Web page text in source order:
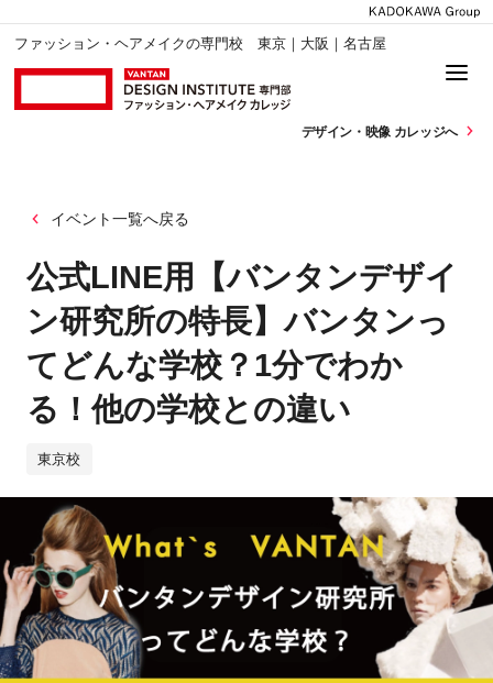
ファッション・ヘアメイクの専門校 東京｜大阪｜名古屋
デザイン・ 映像 カレッジへ
イベント一覧へ戻る
公式LINE用【バンタンデザイ
ン研究所の特長】バンタンっ
てどんな学校？1分でわか
る！他の学校との違い
東京校